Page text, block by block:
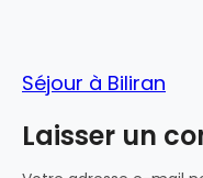
Séjour à Biliran
Laisser un